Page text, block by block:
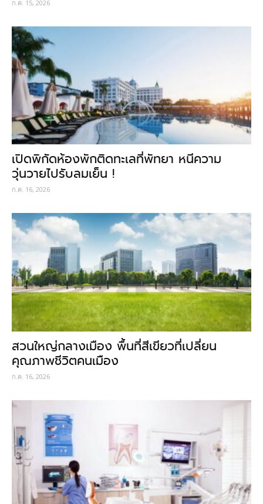
ก.ค. 15, 2026
เปิดพิกัดห้องพักติดทะเลที่พัทยา หนีความ
วุ่นวายไปรับลมเย็น !
ก.ค. 16, 2026
สวนใหญ่กลางเมือง พื้นที่สีเขียวที่เปลี่ยน
คุณภาพชีวิตคนเมือง
ก.ค. 16, 2026